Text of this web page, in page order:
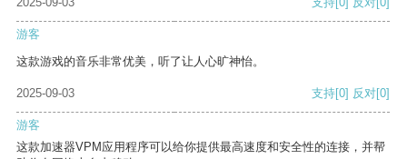
游客
这款游戏的音乐非常优美，听了让人心旷神怡。
2025-09-03 支持[0] 反对[0]
游客
这款加速器VPM应用程序可以给你提供最高速度和安全性的连接，并帮